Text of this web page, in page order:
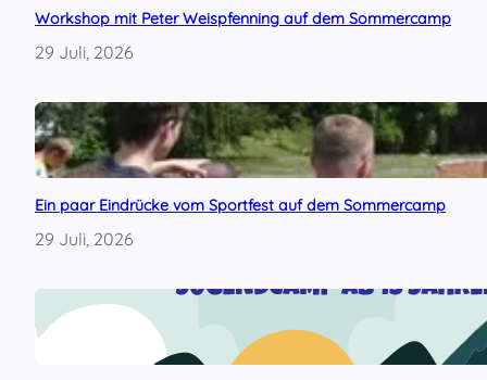
e
u
o
n
n
e
n
Workshop mit Peter Weispfenning auf dem Sommercamp
29 Juli, 2026
Ein paar Eindrücke vom Sportfest auf dem Sommercamp
29 Juli, 2026